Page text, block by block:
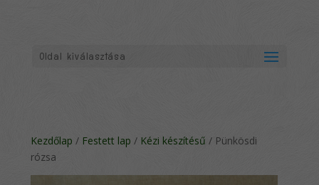
Oldal kiválasztása
Kezdőlap / Festett lap / Kézi készítésű / Pünkösdi
rózsa